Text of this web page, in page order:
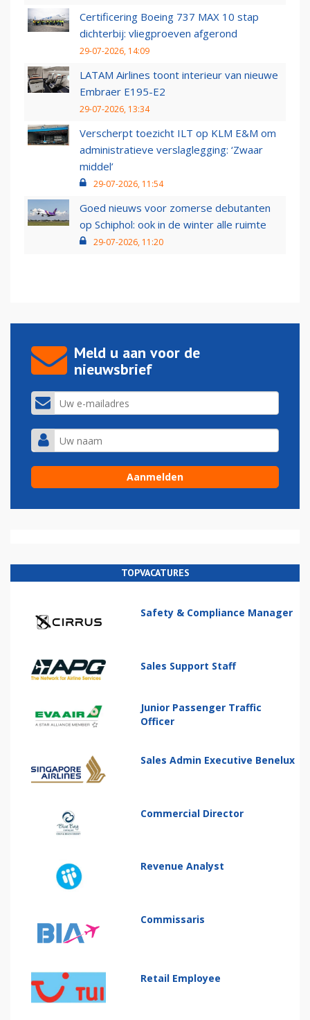
Certificering Boeing 737 MAX 10 stap
dichterbij: vliegproeven afgerond
29-07-2026, 14:09
LATAM Airlines toont interieur van nieuwe
Embraer E195-E2
29-07-2026, 13:34
Verscherpt toezicht ILT op KLM E&M om
administratieve verslaglegging: ‘Zwaar
middel’
29-07-2026, 11:54
Goed nieuws voor zomerse debutanten
op Schiphol: ook in de winter alle ruimte
29-07-2026, 11:20
Meld u aan voor de
nieuwsbrief
TOPVACATURES
Safety & Compliance Manager
Sales Support Staff
Junior Passenger Traffic
Officer
Sales Admin Executive Benelux
Commercial Director
Revenue Analyst
Commissaris
Retail Employee